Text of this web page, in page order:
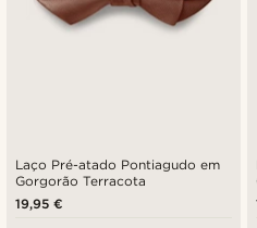
Laço Pré-atado Pontiagudo em
Gorgorão Terracota
19,95 €